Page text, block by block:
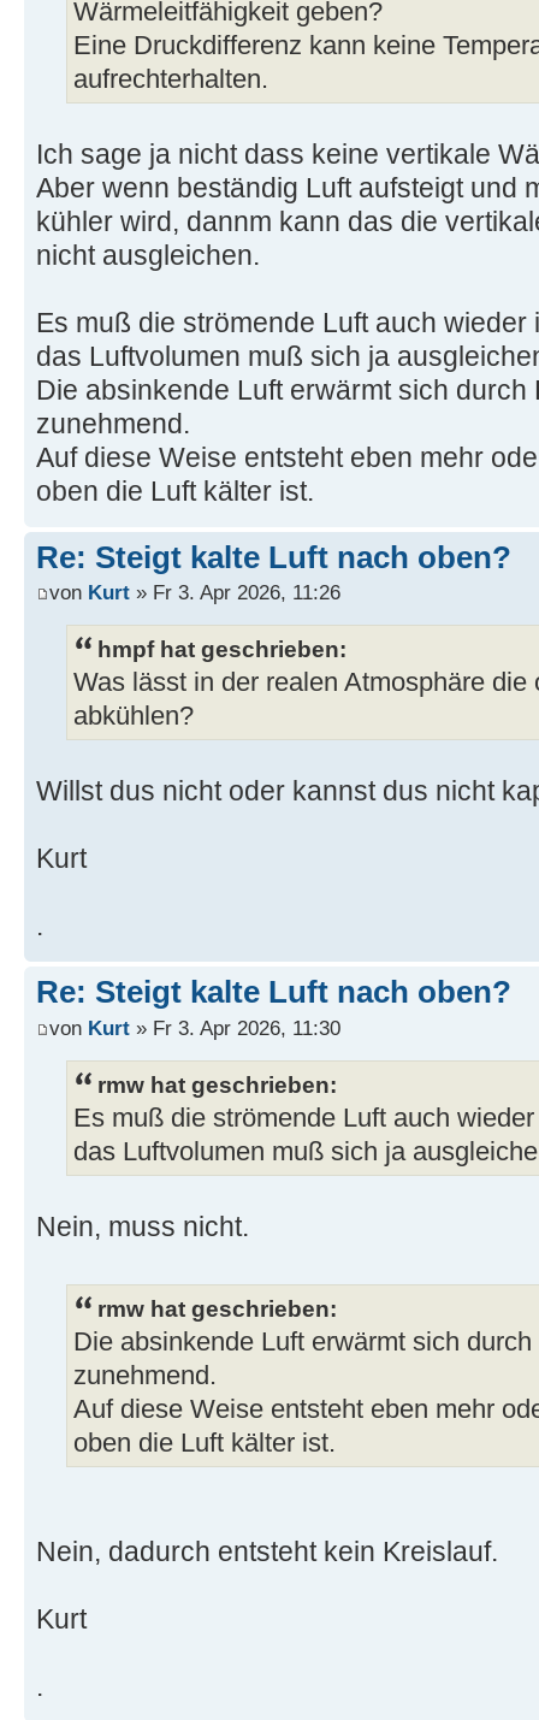
Wärmeleitfähigkeit geben?
Eine Druckdifferenz kann keine
aufrechterhalten.
Ich sage ja nicht dass keine vertikale
Aber wenn beständig Luft aufsteigt und
kühler wird, dannm kann das die
nicht ausgleichen.
Es muß die strömende Luft auch
das Luftvolumen muß sich ja
Die absinkende Luft erwärmt sich
zunehmend.
Auf diese Weise entsteht eben mehr
oben die Luft kälter ist.
Re: Steigt kalte Luft nach oben?
von Kurt » Fr 3. Apr 2026, 11:26
hmpf hat geschrieben:
Was lässt in der realen Atmosphäre die
abkühlen?
Willst dus nicht oder kannst dus nicht
Kurt
.
Re: Steigt kalte Luft nach oben?
von Kurt » Fr 3. Apr 2026, 11:30
rmw hat geschrieben:
Es muß die strömende Luft auch
das Luftvolumen muß sich ja
Nein, muss nicht.
rmw hat geschrieben:
Die absinkende Luft erwärmt sich
zunehmend.
Auf diese Weise entsteht eben mehr
oben die Luft kälter ist.
Nein, dadurch entsteht kein Kreislauf.
Kurt
.